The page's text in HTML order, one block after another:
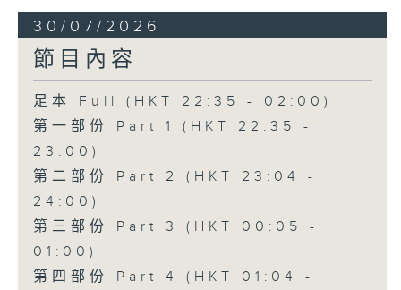
30/07/2026
節目內容
足本 Full (HKT 22:35 - 02:00)
第一部份 Part 1 (HKT 22:35 -
23:00)
第二部份 Part 2 (HKT 23:04 -
24:00)
第三部份 Part 3 (HKT 00:05 -
01:00)
第四部份 Part 4 (HKT 01:04 -